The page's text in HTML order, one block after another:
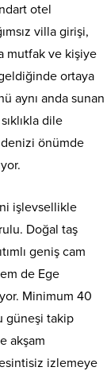
otel
villa girişi,
mutfak ve kişiye
ortaya
aynı anda sunan
dile
önümde
işlevsellikle
Doğal taş
geniş cam
de Ege
Minimum 40
güneşi takip
akşam
izlemeye